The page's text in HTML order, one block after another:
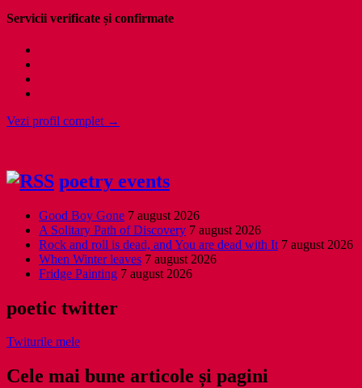
Servicii verificate și confirmate
Vezi profil complet →
poetry events
Good Boy Gone 7 august 2026
A Solitary Path of Discovery 7 august 2026
Rock and roll is dead, and You are dead with It 7 august 2026
When Winter leaves 7 august 2026
Fridge Painting 7 august 2026
poetic twitter
Twiturile mele
Cele mai bune articole și pagini